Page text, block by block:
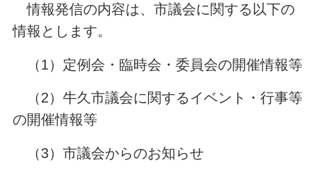
情報発信の内容は、市議会に関する以下の
情報とします。
（1）定例会・臨時会・委員会の開催情報等
（2）牛久市議会に関するイベント・行事等
の開催情報等
（3）市議会からのお知らせ